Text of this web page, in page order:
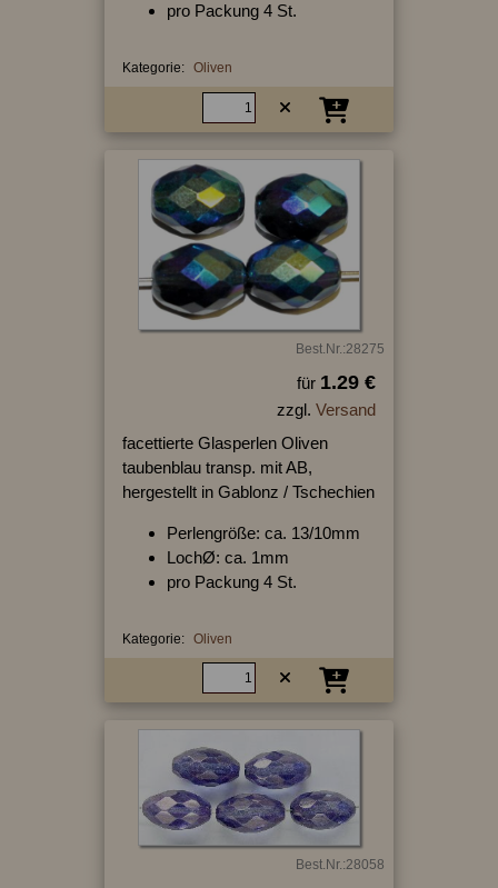
pro Packung 4 St.
Kategorie: Oliven
Best.Nr.:28275
für 1.29 €
zzgl. Versand
facettierte Glasperlen Oliven
taubenblau transp. mit AB,
hergestellt in Gablonz / Tschechien
Perlengröße: ca. 13/10mm
LochØ: ca. 1mm
pro Packung 4 St.
Kategorie: Oliven
Best.Nr.:28058